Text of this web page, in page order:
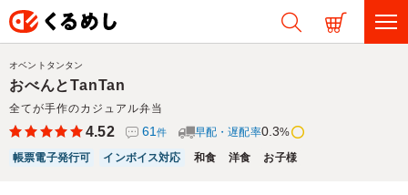
おべんとTanTan
全てが手作のカジュアル弁当
オベントタンタン
4.52 61件 早配・遅配率0.3%
帳票電子発行可
インボイス対応 和食 洋食 お子様